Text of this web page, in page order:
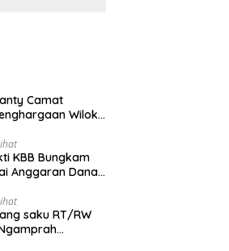
Camat
Wiloka
KBB Bungkam
Anggaran Dana
saku RT/RW